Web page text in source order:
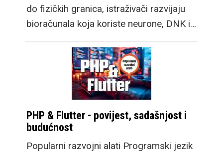
do fizičkih granica, istraživači razvijaju
bioračunala koja koriste neurone, DNK i…
PHP & Flutter - povijest, sadašnjost i
budućnost
Popularni razvojni alati Programski jezik